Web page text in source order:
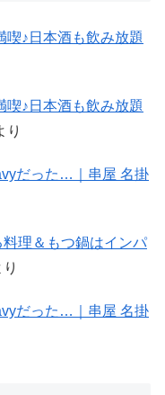
♪日本酒も飲み放題
♪日本酒も飲み放題
り
だった…｜串屋 名掛
理＆もつ鍋はインパ
り
だった…｜串屋 名掛